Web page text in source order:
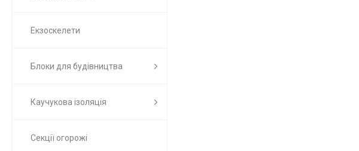
Екзоскелети
Блоки для будівництва
Каучукова ізоляція
Секції огорожі